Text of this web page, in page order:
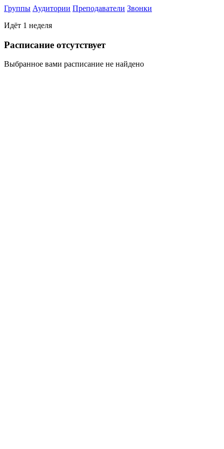
Группы Аудитории Преподаватели Звонки
Идёт 1 неделя
Раcписание отсутствует
Выбранное вами расписание не найдено